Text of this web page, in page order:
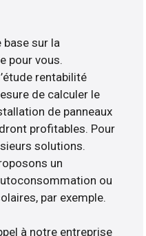
sur la
pour vous.
rentabilité
de calculer le
de panneaux
profitables. Pour
solutions.
un
ou
par exemple.
à notre entreprise